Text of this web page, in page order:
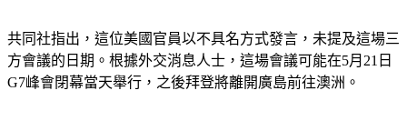
共同社指出，這位美國官員以不具名方式發言，未提及這場三
方會議的日期。根據外交消息人士，這場會議可能在5月21日
G7峰會閉幕當天舉行，之後拜登將離開廣島前往澳洲。